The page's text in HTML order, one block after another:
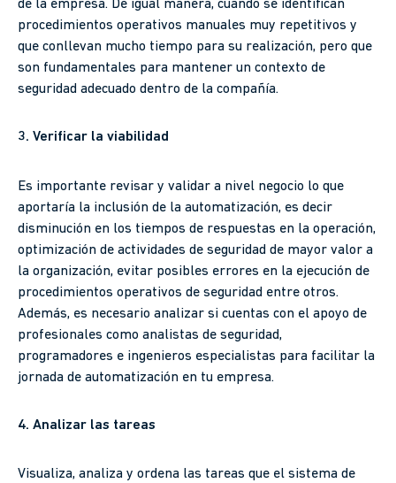
de la empresa. De igual manera, cuando se identifican
procedimientos operativos manuales muy repetitivos y
que conllevan mucho tiempo para su realización, pero que
son fundamentales para mantener un contexto de
seguridad adecuado dentro de la compañía.
3. Verificar la viabilidad
Es importante revisar y validar a nivel negocio lo que
aportaría la inclusión de la automatización, es decir
disminución en los tiempos de respuestas en la operación,
optimización de actividades de seguridad de mayor valor a
la organización, evitar posibles errores en la ejecución de
procedimientos operativos de seguridad entre otros.
Además, es necesario analizar si cuentas con el apoyo de
profesionales como analistas de seguridad,
programadores e ingenieros especialistas para facilitar la
jornada de automatización en tu empresa.
4. Analizar las tareas
Visualiza, analiza y ordena las tareas que el sistema de